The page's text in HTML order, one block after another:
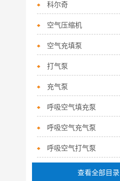
科尔奇
空气压缩机
空气充填泵
打气泵
充气泵
呼吸空气填充泵
呼吸空气充气泵
呼吸空气打气泵
查看全部目录